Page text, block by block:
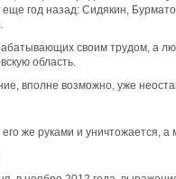
год назад: Сидякин,
своим трудом, а
область.
вполне возможно, уже
же руками и уничтожается,